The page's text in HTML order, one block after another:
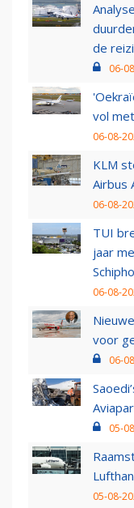
de
06-
vol
06-08-
KLM
Airbus
06-08-
TUI
jaar
06-08-
voor
06-
05-
05-08-